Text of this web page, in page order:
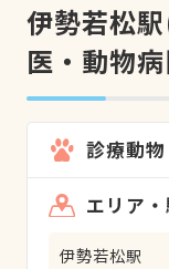
伊勢若松
医・動物
診療動物
エリア
伊勢若松駅